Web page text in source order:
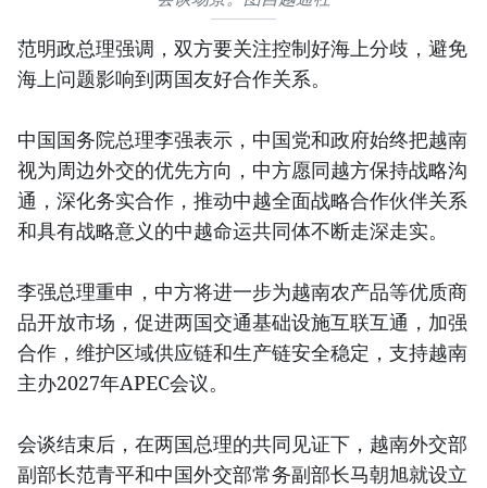
范明政总理强调，双方要关注控制好海上分歧，避免
海上问题影响到两国友好合作关系。
中国国务院总理李强表示，中国党和政府始终把越南
视为周边外交的优先方向，中方愿同越方保持战略沟
通，深化务实合作，推动中越全面战略合作伙伴关系
和具有战略意义的中越命运共同体不断走深走实。
李强总理重申，中方将进一步为越南农产品等优质商
品开放市场，促进两国交通基础设施互联互通，加强
合作，维护区域供应链和生产链安全稳定，支持越南
主办2027年APEC会议。
会谈结束后，在两国总理的共同见证下，越南外交部
副部长范青平和中国外交部常务副部长马朝旭就设立